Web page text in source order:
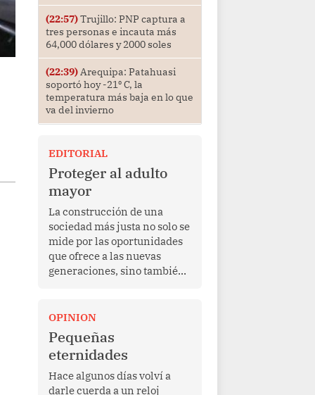
(22:57)Trujillo: PNP captura a
tres personas e incauta más
64,000 dólares y 2000 soles
(22:39)Arequipa: Patahuasi
soportó hoy -21⁰ C, la
temperatura más baja en lo que
va del invierno
EDITORIAL
Proteger al adulto
mayor
La construcción de una
sociedad más justa no solo se
mide por las oportunidades
que ofrece a las nuevas
generaciones, sino también
de una vida de esfuerzo y
trabajo, afrontan la vejez en
condiciones de
vulnerabilidad. El anuncio
formulado por la presidenta
de la república, Keiko
OPINION
Pequeñas
eternidades
Hace algunos días volví a
darle cuerda a un reloj